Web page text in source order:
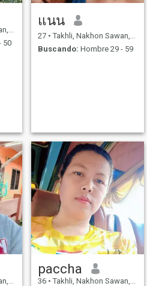
50
แนน
27 • Takhli, Nakhon Sawan, Tailandia
Buscando: Hombre 29 - 59
paccha
36 • Takhli, Nakhon Sawan, Tailandia